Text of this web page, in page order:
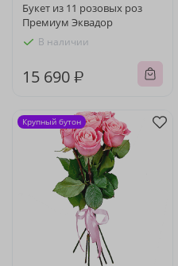
Букет из 11 розовых роз
Премиум Эквадор
В наличии
15 690 ₽
Крупный бутон